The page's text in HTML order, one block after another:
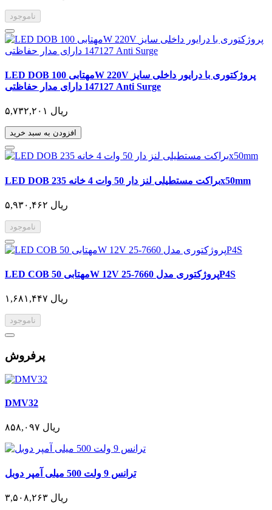
ناموجود
LED DOB مهتابی 100W 220V پروژکتوری با درایور داخلی سایز
147127 دارای مدار حفاظتی Anti Surge
۵,۷۳۲,۲۰۱ ریال
افزودن به سبد خرید
LED DOB براکت مستطیلی لنز دار 50 وات 4 خانه 235x50mm
۵,۹۳۰,۴۶۲ ریال
ناموجود
LED COB مهتابی 50W 12V پروژکتوری مدل 7660-25P4S
۱,۶۸۱,۴۴۷ ریال
ناموجود
پرفروش
DMV32
۸۵۸,۰۹۷ ریال
ترانس 9 ولت 500 میلی آمپر دوبل
۳,۵۰۸,۲۶۳ ریال